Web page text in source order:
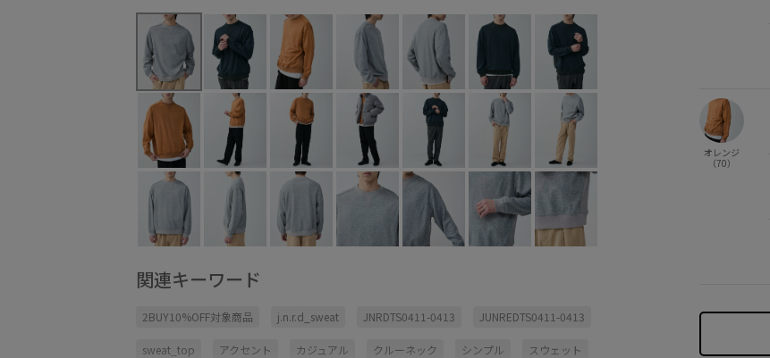
関連キーワード
2BUY10%OFF対象商品 j.n.r.d_sweat JNRDTS0411-0413 JUNREDTS0411-0413
sweat_top アクセント カジュアル クルーネック シンプル スウェット
オレンジ
（70）